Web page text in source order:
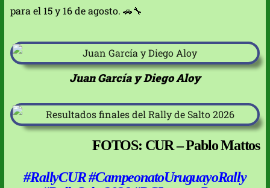
para el 15 y 16 de agosto. 🚗🔧
Juan García y Diego Aloy
FOTOS: CUR – Pablo Mattos
#RallyCUR #CampeonatoUruguayoRally